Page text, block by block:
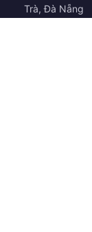
Trà, Đà Nẵng